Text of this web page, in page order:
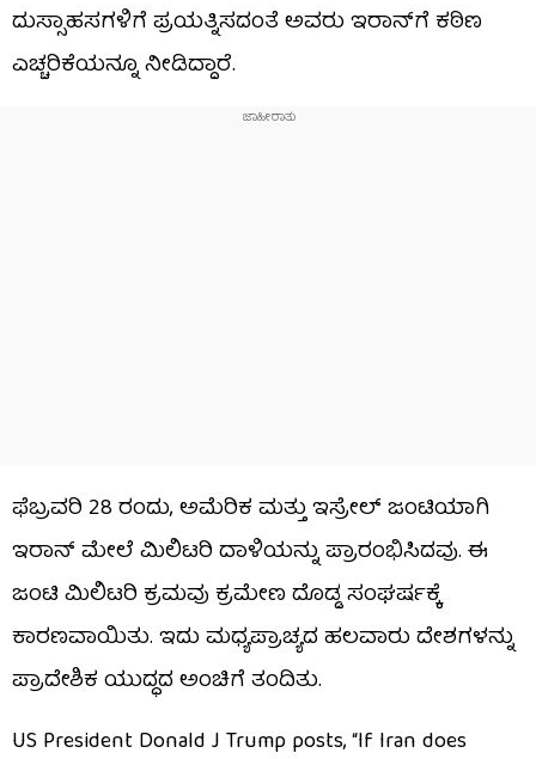
ದುಸ್ಸಾಹಸಗಳಿಗೆ ಪ್ರಯತ್ನಿಸದಂತೆ ಅವರು ಇರಾನ್‌ಗೆ ಕಠಿಣ
ಎಚ್ಚರಿಕೆಯನ್ನೂ ನೀಡಿದ್ದಾರೆ.
ಫೆಬ್ರವರಿ 28 ರಂದು, ಅಮೆರಿಕ ಮತ್ತು ಇಸ್ರೇಲ್ ಜಂಟಿಯಾಗಿ
ಇರಾನ್ ಮೇಲೆ ಮಿಲಿಟರಿ ದಾಳಿಯನ್ನು ಪ್ರಾರಂಭಿಸಿದವು. ಈ
ಜಂಟಿ ಮಿಲಿಟರಿ ಕ್ರಮವು ಕ್ರಮೇಣ ದೊಡ್ಡ ಸಂಘರ್ಷಕ್ಕೆ
ಕಾರಣವಾಯಿತು. ಇದು ಮಧ್ಯಪ್ರಾಚ್ಯದ ಹಲವಾರು ದೇಶಗಳನ್ನು
ಪ್ರಾದೇಶಿಕ ಯುದ್ಧದ ಅಂಚಿಗೆ ತಂದಿತು.
US President Donald J Trump posts, “If Iran does